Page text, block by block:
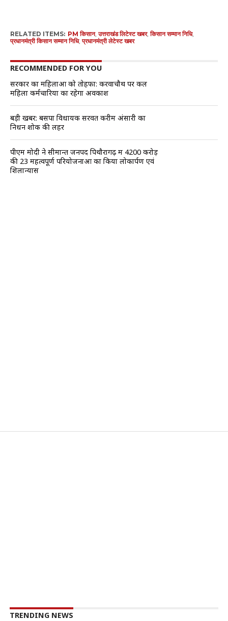
RELATED ITEMS: PM किसान,उत्तराखंड लिटेस्ट खबर,किसान सम्मान निधि,
प्रधानमंत्री किसान सम्मान निधि,प्रधानमंत्री लेटेस्ट खबर
RECOMMENDED FOR YOU
सरकार का महिलाओं को तोहफा: करवाचौथ पर कल
महिला कर्मचारियों का रहेगा अवकाश
बड़ी खबर: बसपा विधायक सरवत करीम अंसारी का
निधन शोक की लहर
पीएम मोदी ने सीमान्त जनपद पिथौरागढ़ में 4200 करोड़
की 23 महत्वपूर्ण परियोजनाओं का किया लोकार्पण एवं
शिलान्यास
TRENDING NEWS